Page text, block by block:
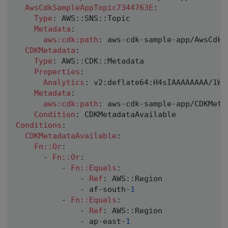
AwsCdkSampleAppTopic7344763E :
Type : AWS : : SNS : :Topic
Metadata :
aws:cdk:path : aws-cdk-sample-app/
CDKMetadata :
Type : AWS : : CDK: :Metadata
Properties :
Analytics : v2 : deflate64: H4sIAAAAAAAA/
Metadata :
aws:cdk:path : aws-cdk-sample-app/
Condition :
Conditions :
CDKMetadataAvailable :
Fn::Or:
-
Fn::Or:
-
Fn::Equals :
-
Ref : AWS : : Region
-
af-south- 1
-
Fn::Equals :
-
Ref : AWS : : Region
-
ap-east- 1